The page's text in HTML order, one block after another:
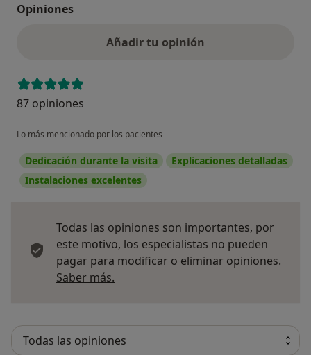
Opiniones
Añadir tu opinión
87 opiniones
Lo más mencionado por los pacientes
Dedicación durante la visita
Explicaciones detalladas
Instalaciones excelentes
Todas las opiniones son importantes, por
este motivo, los especialistas no pueden
pagar para modificar o eliminar opiniones.
Saber más.